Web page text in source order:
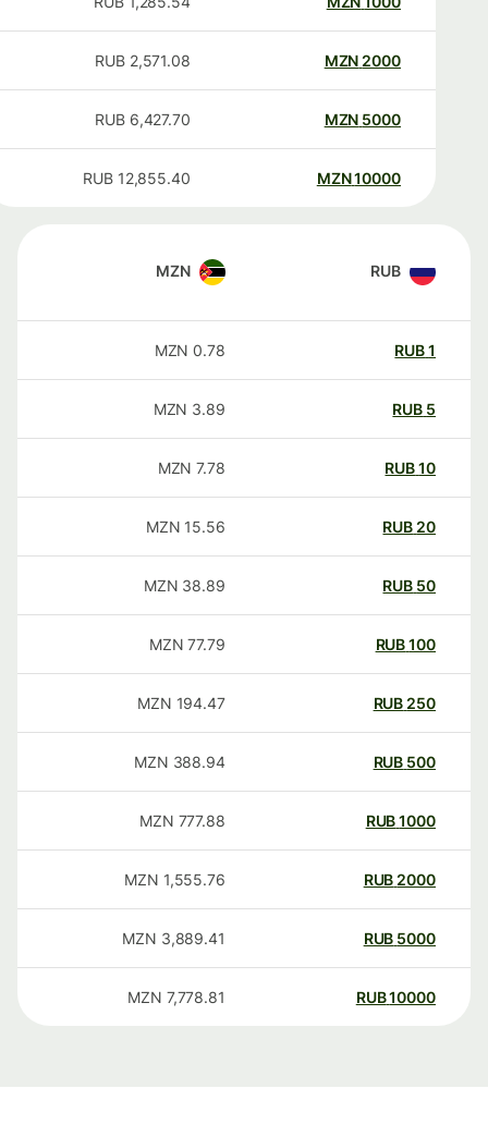
2000
MZN
2,571.08
RUB
5000
MZN
6,427.70
RUB
10000
MZN
12,855.40
RUB
RUB
MZN
RUB
0.78
MZN
RUB
3.89
MZN
RUB
7.78
MZN
20
RUB
15.56
MZN
50
RUB
38.89
MZN
100
RUB
77.79
MZN
250
RUB
194.47
MZN
500
RUB
388.94
MZN
1000
RUB
777.88
MZN
2000
RUB
1,555.76
MZN
5000
RUB
3,889.41
MZN
10000
RUB
7,778.81
MZN